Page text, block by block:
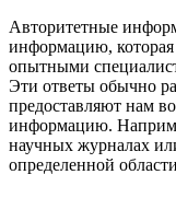
Авторитетные
информацию,
опытными
Эти ответы обычно
предоставляют нам
информацию.
научных журналах
определенной